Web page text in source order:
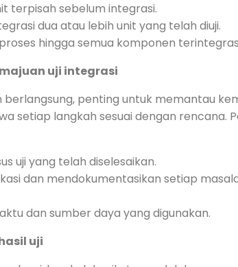
terpisah sebelum integrasi.
dua atau lebih unit yang telah diuji.
hingga semua komponen
uji integrasi
berlangsung, penting untuk memantau
setiap langkah sesuai dengan rencana.
uji yang telah diselesaikan.
dan mendokumentasikan setiap
dan sumber daya yang digunakan.
uji